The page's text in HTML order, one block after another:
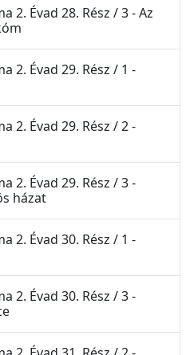
2. Évad 28. Rész / 3 - Az
2. Évad 29. Rész / 1 -
2. Évad 29. Rész / 2 -
2. Évad 29. Rész / 3 -
házat
2. Évad 30. Rész / 1 -
2. Évad 30. Rész / 3 -